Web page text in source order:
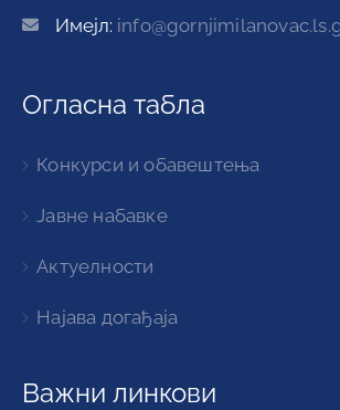
Имејл:
Огласна табла
Конкурси и обавештења
Јавне набавке
Актуелности
Најава догађаја
Важни линкови